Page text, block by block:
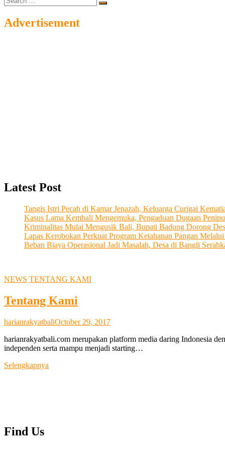
…
Advertisement
Latest Post
Tangis Istri Pecah di Kamar Jenazah, Keluarga Curigai
Kasus Lama Kembali Mengemuka, Pengaduan Dugaan
Kriminalitas Mulai Mengusik Bali, Bupati Badung Dorong
Lapas Kerobokan Perkuat Program Ketahanan Pangan
Beban Biaya Operasional Jadi Masalah, Desa di Bangli
NEWS TENTANG KAMI
Tentang Kami
harianrakyatbaliOctober 29, 2017
harianrakyatbali.com merupakan platform media daring Indonesia
independen serta mampu menjadi starting…
Selengkapnya
Find Us